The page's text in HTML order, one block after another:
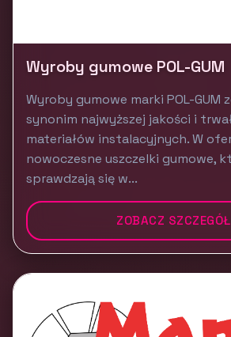
Wyroby gumowe POL-GUM
Wyroby gumowe marki POL-GUM
synonim najwyższej jakości i
materiałów instalacyjnych. W
nowoczesne uszczelki gumowe,
sprawdzają się w...
ZOBACZ